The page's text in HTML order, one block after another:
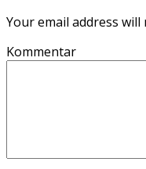
Your email address
Kommentar